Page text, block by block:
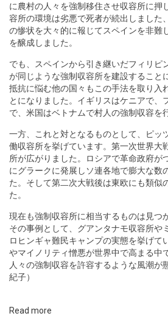
に農村の人々を強制移住させ収容所に押
容所の環境は劣悪で死者が続出しました
の惨状を大々的に報じてスペインを非難
を醸成しました。
でも、スペインから引き継いだフィリピ
が同じような強制収容所を建設すること
抵抗に悩む他の国々もこの手法を取り入
とになりました。イギリスはケニアで、
で、米国はベトナムで村人の強制収容を
一方、これと対となるものとして、ピッ
働収容所を挙げています。第一次世界大
所が広がりました。ロシアで革命政府が
にグラークに発展しソ連各地で膨大な数
た。そして第二次大戦後は東欧にも類似
た。
現在も強制収容所に相当するものは見つ
その事例として、グアンタナモ収容所や
ロヒンギャ難民キャンプの実態を挙げて
やマイノリティ憎悪が世界中で高まる中
人々の強制収容を許容するような風潮が
紀子）
Read more